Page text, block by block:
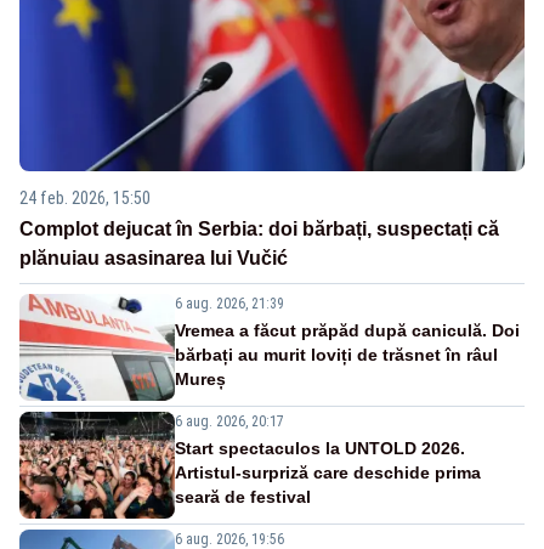
24 feb. 2026, 15:50
Complot dejucat în Serbia: doi bărbați, suspectați că
plănuiau asasinarea lui Vučić
6 aug. 2026, 21:39
Vremea a făcut prăpăd după caniculă. Doi
bărbați au murit loviți de trăsnet în râul
Mureș
6 aug. 2026, 20:17
Start spectaculos la UNTOLD 2026.
Artistul-surpriză care deschide prima
seară de festival
6 aug. 2026, 19:56